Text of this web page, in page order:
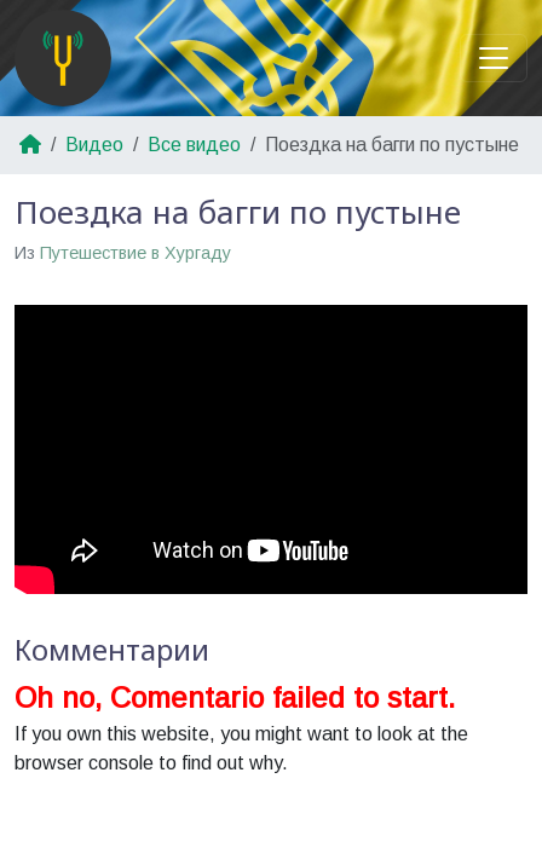
Видео Все видео Поездка на багги по пустыне
Поездка на багги по пустыне
Из Путешествие в Хургаду
Комментарии
Oh no, Comentario failed to start.
If you own this website, you might want to look at the
browser console to find out why.